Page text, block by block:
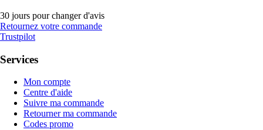
30 jours pour changer d'avis
Retournez votre commande
Trustpilot
Services
Mon compte
Centre d'aide
Suivre ma commande
Retourner ma commande
Codes promo